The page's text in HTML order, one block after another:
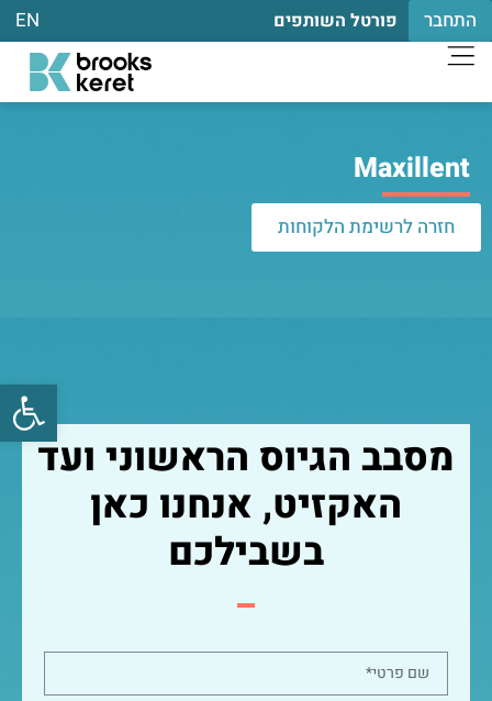
התחבר פורטל השותפים EN
Maxillent
חזרה לרשימת הלקוחות
מסבב הגיוס הראשוני ועד
האקזיט, אנחנו כאן
בשבילכם